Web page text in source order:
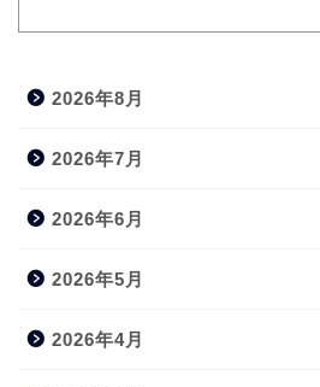
2026年8月
2026年7月
2026年6月
2026年5月
2026年4月